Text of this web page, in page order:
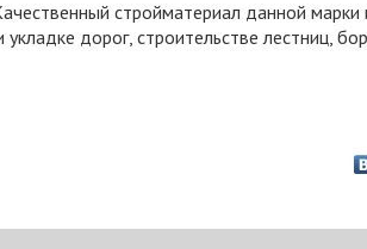
стройматериал данной марки
дорог, строительстве лестниц,